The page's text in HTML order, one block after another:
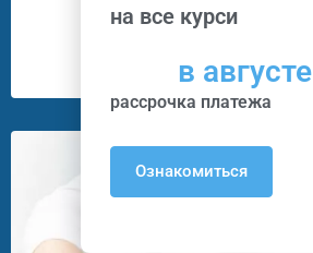
10 Программ
на все курси
в августе
рассрочка платежа
Ознакомиться